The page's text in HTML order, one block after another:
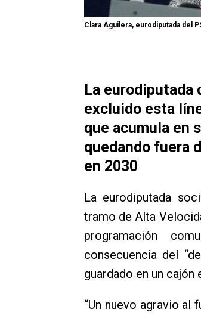
Clara Aguilera, eurodiputada del
La eurodiputada
excluido esta
que acumula en
quedando fuera
en 2030
La eurodiputada
tramo de Alta
programación
consecuencia del
guardado en un
“Un nuevo agravio